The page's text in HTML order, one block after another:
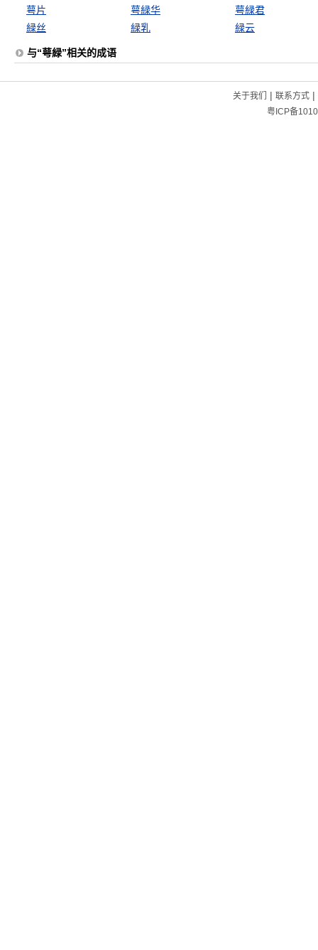
萼片 萼緑华
萼緑君
緑丝
緑乳 緑云
与“萼緑”相关的成语
关于我们 | 联系方式|
粤ICP备